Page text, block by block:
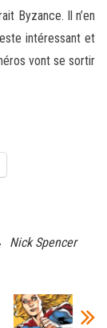
Byzance. Il n’en
intéressant et
vont se sortir
Nick Spencer